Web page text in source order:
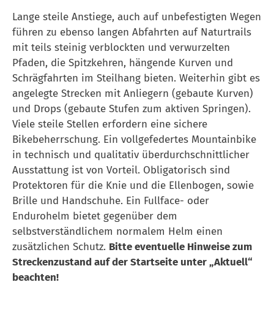
Lange steile Anstiege, auch auf unbefestigten Wegen
führen zu ebenso langen Abfahrten auf Naturtrails
mit teils steinig verblockten und verwurzelten
Pfaden, die Spitzkehren, hängende Kurven und
Schrägfahrten im Steilhang bieten. Weiterhin gibt es
angelegte Strecken mit Anliegern (gebaute Kurven)
und Drops (gebaute Stufen zum aktiven Springen).
Viele steile Stellen erfordern eine sichere
Bikebeherrschung. Ein vollgefedertes Mountainbike
in technisch und qualitativ überdurchschnittlicher
Ausstattung ist von Vorteil. Obligatorisch sind
Protektoren für die Knie und die Ellenbogen, sowie
Brille und Handschuhe. Ein Fullface- oder
Endurohelm bietet gegenüber dem
selbstverständlichem normalem Helm einen
zusätzlichen Schutz. Bitte eventuelle Hinweise zum
Streckenzustand auf der Startseite unter „Aktuell“
beachten!